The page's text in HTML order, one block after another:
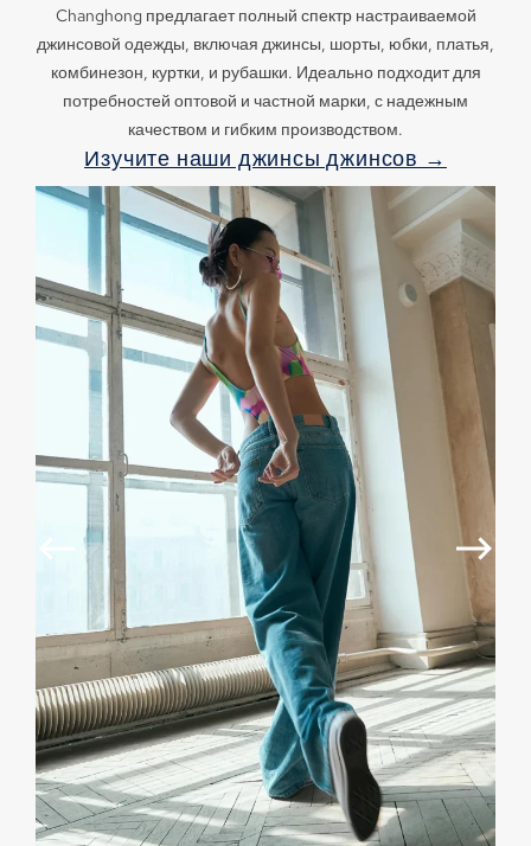
Changhong предлагает полный спектр настраиваемой
джинсовой одежды, включая джинсы, шорты, юбки, платья,
комбинезон, куртки, и рубашки. Идеально подходит для
потребностей оптовой и частной марки, с надежным
качеством и гибким производством.
Изучите наши джинсы джинсов →